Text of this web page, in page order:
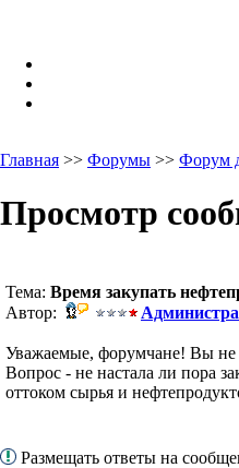
Главная >> Форумы >> Форум
Просмотр
Тема: Время закупать
Автор:
Уважаемые, форумчане! Вы не
Вопрос - не настала ли пора
оттоком сырья и
Размещать ответы на